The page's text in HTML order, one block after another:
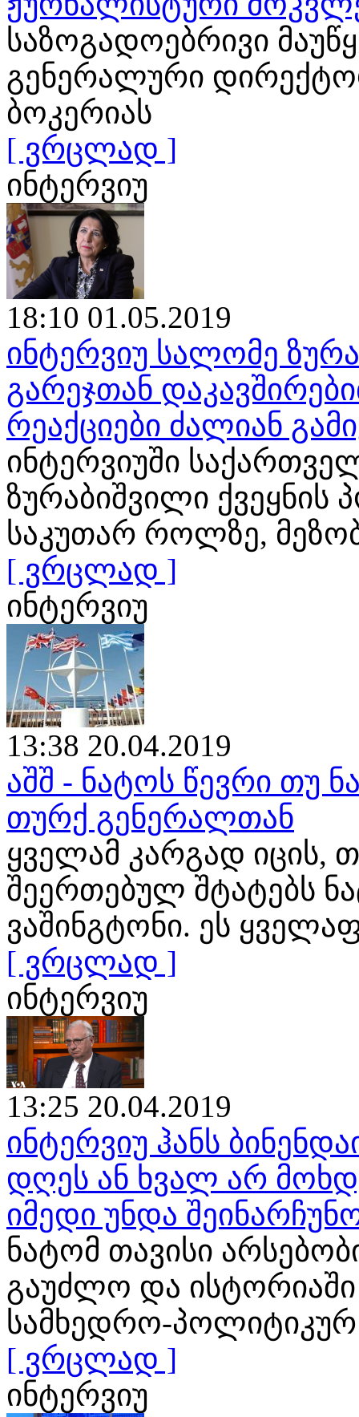
საზოგადოებრივი
გენერალური
ბოკერიას
[ ვრცლად ]
ინტერვიუ
18:10 01.05.2019
ინტერვიუ სალომე
გარეჯთან
რეაქციები ძალიან
ინტერვიუში
ზურაბიშვილი ქვეყნის
საკუთარ როლზე,
[ ვრცლად ]
ინტერვიუ
13:38 20.04.2019
აშშ - ნატოს წევრი თუ
თურქ გენერალთან
ყველამ კარგად იცის,
შეერთებულ შტატებს
ვაშინგტონი. ეს
[ ვრცლად ]
ინტერვიუ
13:25 20.04.2019
ინტერვიუ ჰანს
დღეს ან ხვალ არ
იმედი უნდა
ნატომ თავისი
გაუძლო და
სამხედრო-
[ ვრცლად ]
ინტერვიუ